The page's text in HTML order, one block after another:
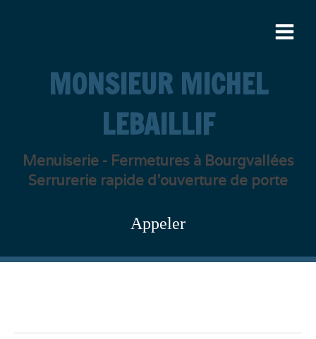
MONSIEUR MICHEL
LEBAILLIF
Menuiserie - Fermetures à Bourgvallées
Serrurerie rapide d'ouverture de porte
Appeler